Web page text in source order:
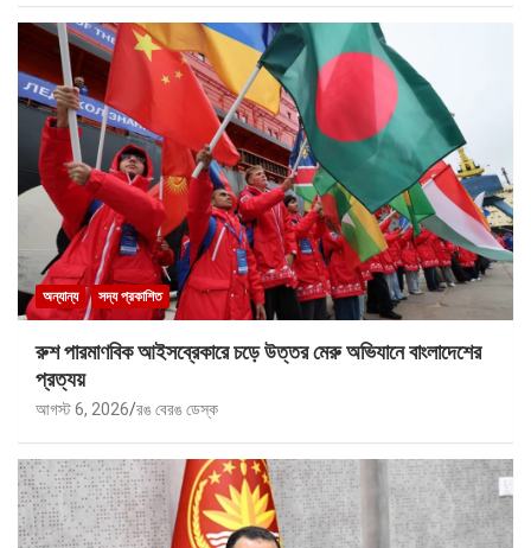
অন্যান্য সদ্য প্রকাশিত
রুশ পারমাণবিক আইসব্রেকারে চড়ে উত্তর মেরু অভিযানে বাংলাদেশের
প্রত্যয়
আগস্ট 6, 2026 রঙ বেরঙ ডেস্ক